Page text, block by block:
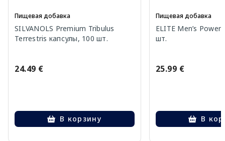
Пищевая добавка
SILVANOLS Premium Tribulus
Terrestris капсулы, 100 шт.
24.49 €
В корзину
Пищевая добавка
ELITE Men’s Power
шт.
25.99 €
В